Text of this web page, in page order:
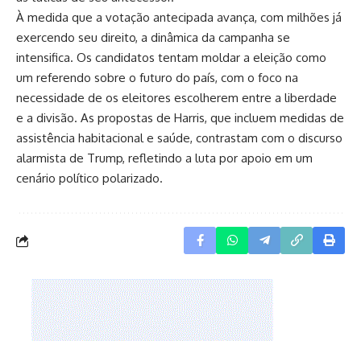
À medida que a votação antecipada avança, com milhões já
exercendo seu direito, a dinâmica da campanha se
intensifica. Os candidatos tentam moldar a eleição como
um referendo sobre o futuro do país, com o foco na
necessidade de os eleitores escolherem entre a liberdade
e a divisão. As propostas de Harris, que incluem medidas de
assistência habitacional e saúde, contrastam com o discurso
alarmista de Trump, refletindo a luta por apoio em um
cenário político polarizado.